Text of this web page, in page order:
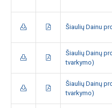
Šiaulių Dainu
Šiaulių Dainų
tvarkymo)
Šiaulių Dainų
tvarkymo)